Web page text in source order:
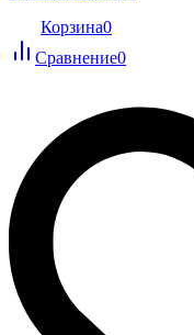
Корзина0
Сравнение0